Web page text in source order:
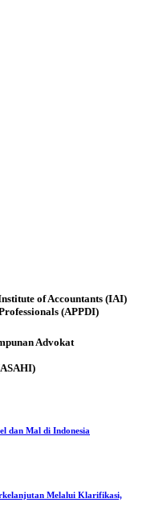
dan Mal di Indonesia
Melalui Klarifikasi,